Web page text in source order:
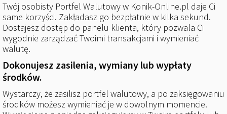
Twój osobisty Portfel Walutowy w Konik-Online.pl daje Ci
same korzyści. Zakładasz go bezpłatnie w kilka sekund.
Dostajesz dostęp do panelu klienta, który pozwala Ci
wygodnie zarządzać Twoimi transakcjami i wymieniać
walutę.
Dokonujesz zasilenia, wymiany lub wypłaty
środków.
Wystarczy, że zasilisz portfel walutowy, a po zaksięgowaniu
środków możesz wymieniać je w dowolnym momencie.